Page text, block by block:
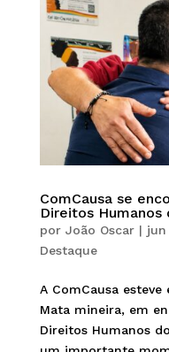
ComCausa se
Direitos Humanos
por João Oscar| jun
Destaque
A ComCausa
Mata mineira, em
Direitos Humanos